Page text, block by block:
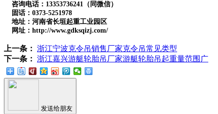
咨询电话：13353736241（同微信）
固话：0373-5251978
地址：河南省长垣起重工业园区
网址：http://www.gdksqizj.com/
上一条： 浙江宁波克令吊销售厂家克令吊常见类型
下一条： 浙江嘉兴游艇轮胎吊厂家游艇轮胎吊起重量范围广
发送给朋友